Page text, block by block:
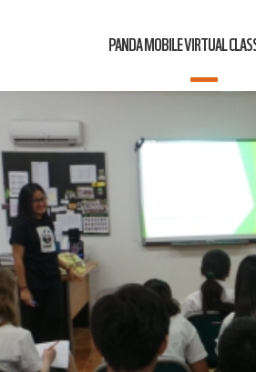
PANDA MOBILE VIRTUAL